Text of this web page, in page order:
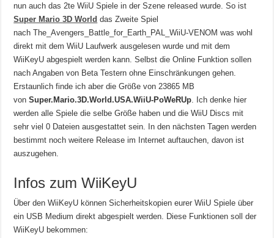
nun auch das 2te WiiU Spiele in der Szene released wurde. So ist
Super Mario 3D World das Zweite Spiel
nachThe_Avengers_Battle_for_Earth_PAL_WiiU-VENOM was wohl
direkt mit dem WiiU Laufwerk ausgelesen wurde und mit dem
WiiKeyU abgespielt werden kann. Selbst die Online Funktion sollen
nach Angaben von Beta Testern ohne Einschränkungen gehen.
Erstaunlich finde ich aber die Größe von 23865 MB
vonSuper.Mario.3D.World.USA.WiiU-PoWeRUp. Ich denke hier
werden alle Spiele die selbe Größe haben und die WiiU Discs mit
sehr viel 0 Dateien ausgestattet sein. In den nächsten Tagen werden
bestimmt noch weitere Release im Internet auftauchen, davon ist
auszugehen.
Infos zum WiiKeyU
Über den WiiKeyU können Sicherheitskopien eurer WiiU Spiele über
ein USB Medium direkt abgespielt werden. Diese Funktionen soll der
WiiKeyU bekommen: